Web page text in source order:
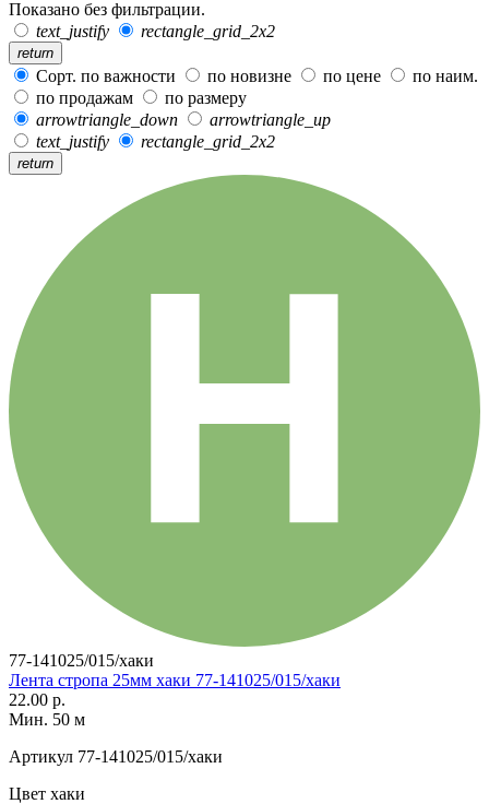
Показано без фильтрации.
text_justify
rectangle_grid_2x2
return
Сорт. по важности по новизне по цене
по наим.
по продажам
по размеру
arrowtriangle_down
arrowtriangle_up
text_justify
rectangle_grid_2x2
return
77-141025/015/хаки
Лента стропа 25мм хаки 77-141025/015/хаки
22.00 р.
Мин. 50 м
Артикул 77-141025/015/хаки
Цвет хаки